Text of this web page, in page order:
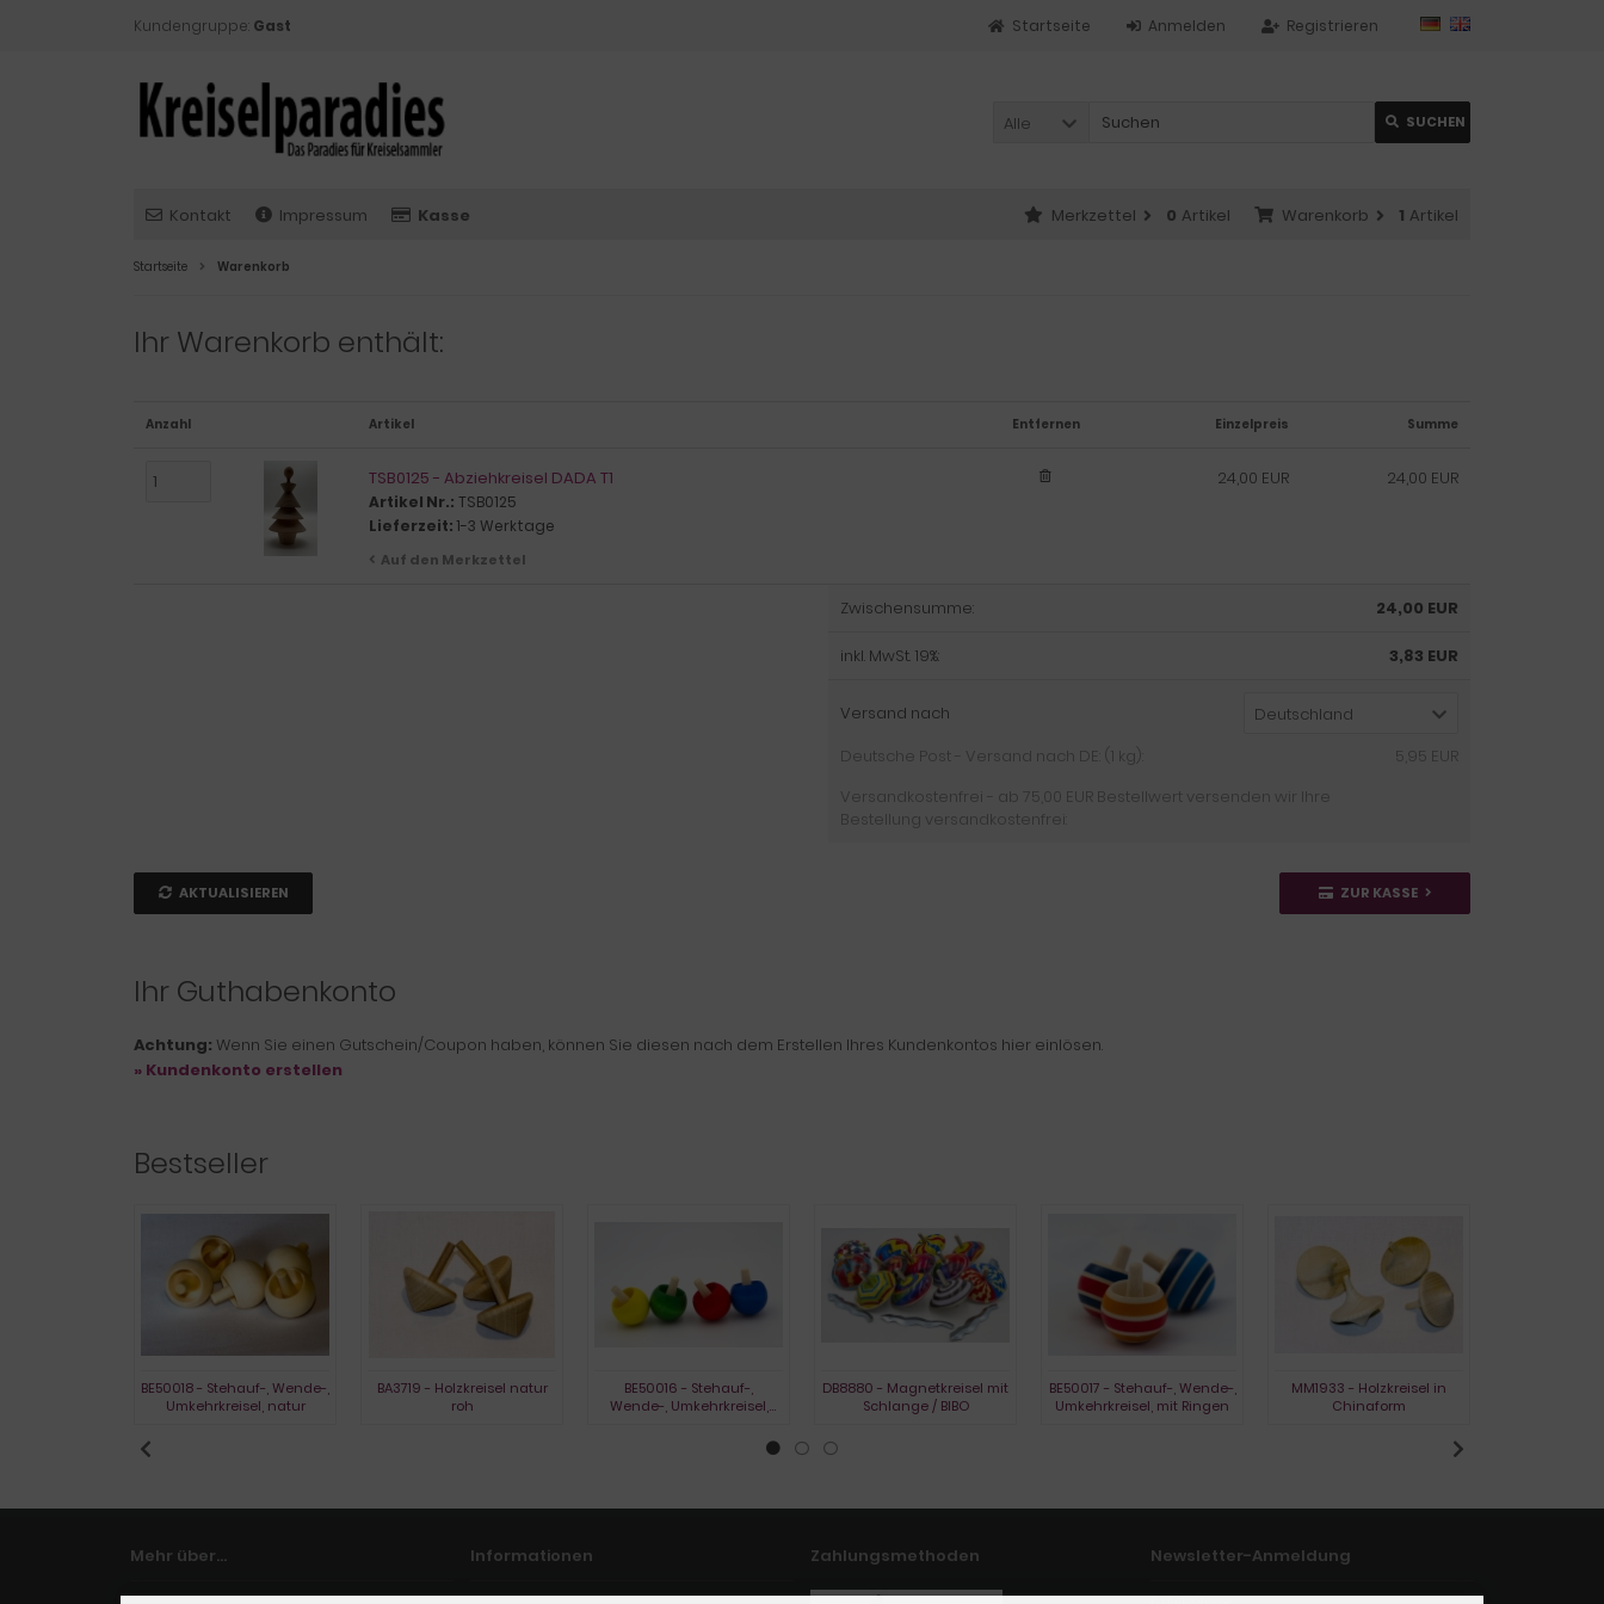
Kundengruppe: Gast Registrieren
Anmelden
Startseite
Alle SUCHEN
Kontakt Impressum Kasse Warenkorb 1 Artikel
Merkzettel 0 Artikel
Startseite Warenkorb
Ihr Warenkorb enthält:
Anzahl Artikel Summe
Einzelpreis
Entfernen
TSB0125 - Abziehkreisel DADA T1
Artikel Nr.: TSB0125
Lieferzeit: 1-3 Werktage
Auf den Merkzettel
24,00 EUR
24,00 EUR
Zwischensumme: 24,00 EUR
inkl. MwSt. 19%: 3,83 EUR
Versand nach
Deutschland
Deutsche Post - Versand nach DE: (1 kg):
5,95 EUR
Versandkostenfrei - ab 75,00 EUR Bestellwert versenden wir Ihre
Bestellung versandkostenfrei:
AKTUALISIEREN ZUR KASSE
Ihr Guthabenkonto
Achtung: Wenn Sie einen Gutschein/Coupon haben, können Sie diesen nach dem Erstellen Ihres Kundenkontos hier einlösen.
» Kundenkonto erstellen
Bestseller
BE50018 - Stehauf-, Wende-,
Umkehrkreisel, natur
BA3719 - Holzkreisel natur
roh
BE50016 - Stehauf-,
Wende-, Umkehrkreisel,
DB8880 - Magnetkreisel mit
Schlange / BIBO
BE50017 - Stehauf-, Wende-,
Umkehrkreisel, mit Ringen
MM1933 - Holzkreisel in
Chinaform
Mehr über... Informationen Zahlungsmethoden Newsletter-Anmeldung